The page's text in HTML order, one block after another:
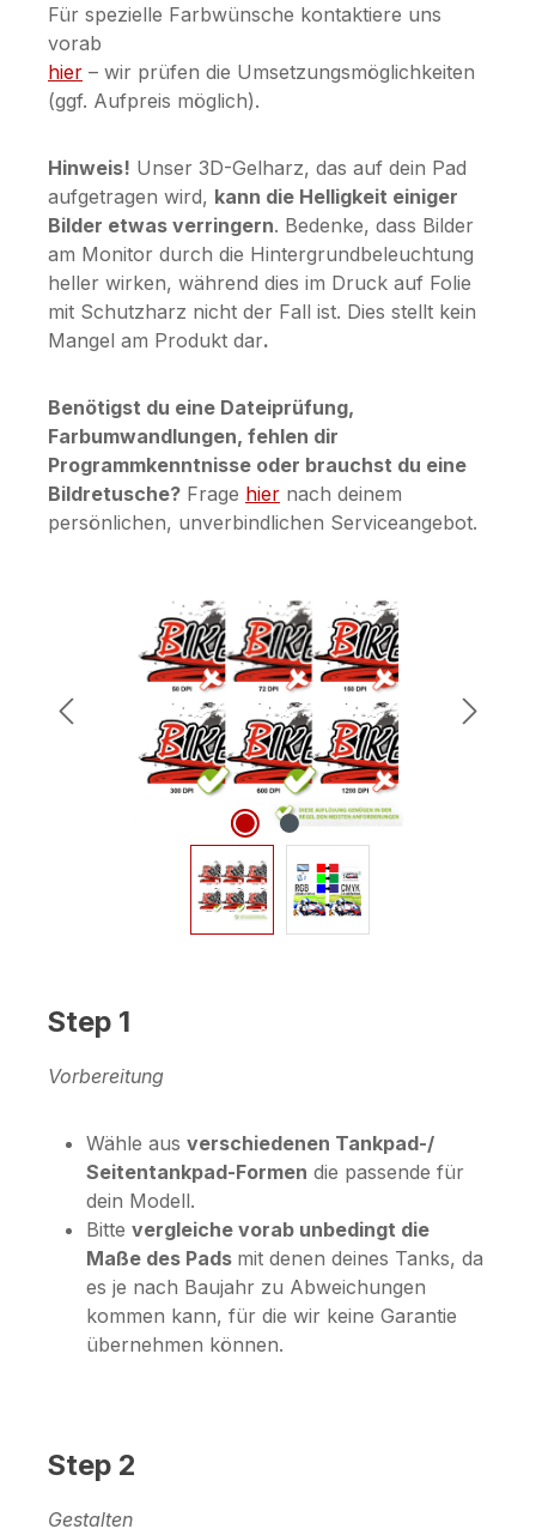
Für spezielle Farbwünsche kontaktiere uns
vorab
hier – wir prüfen die Umsetzungsmöglichkeiten
(ggf. Aufpreis möglich).
Hinweis! Unser 3D-Gelharz, das auf dein Pad
aufgetragen wird, kann die Helligkeit einiger
Bilder etwas verringern. Bedenke, dass Bilder
am Monitor durch die Hintergrundbeleuchtung
heller wirken, während dies im Druck auf Folie
mit Schutzharz nicht der Fall ist. Dies stellt kein
Mangel am Produkt dar.
Benötigst du eine Dateiprüfung,
Farbumwandlungen, fehlen dir
Programmkenntnisse oder brauchst du eine
Bildretusche? Frage hier nach deinem
persönlichen, unverbindlichen Serviceangebot.
Step 1
Vorbereitung
Wähle aus verschiedenen Tankpad-/
Seitentankpad-Formen die passende für
dein Modell.
Bitte vergleiche vorab unbedingt die
Maße des Pads mit denen deines Tanks, da
es je nach Baujahr zu Abweichungen
kommen kann, für die wir keine Garantie
übernehmen können.
Step 2
Gestalten